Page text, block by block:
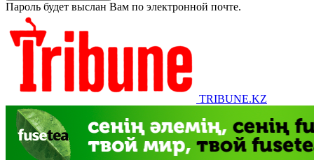
Пароль будет выслан Вам по электронной почте.
TRIBUNE.KZ